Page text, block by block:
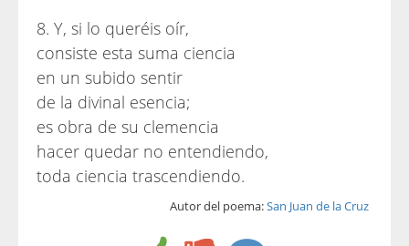
8. Y, si lo queréis oír,
consiste esta suma ciencia
en un subido sentir
de la divinal esencia;
es obra de su clemencia
hacer quedar no entendiendo,
toda ciencia trascendiendo.
Autor del poema:San Juan de la Cruz